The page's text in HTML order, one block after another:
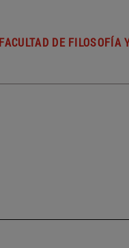
FACULTAD DE FILOSOFÍA